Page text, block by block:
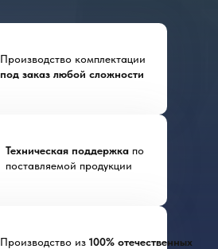
Производство комплектации
под заказ любой сложности
Техническая поддержка по
поставляемой продукции
Производство из 100% отечественных